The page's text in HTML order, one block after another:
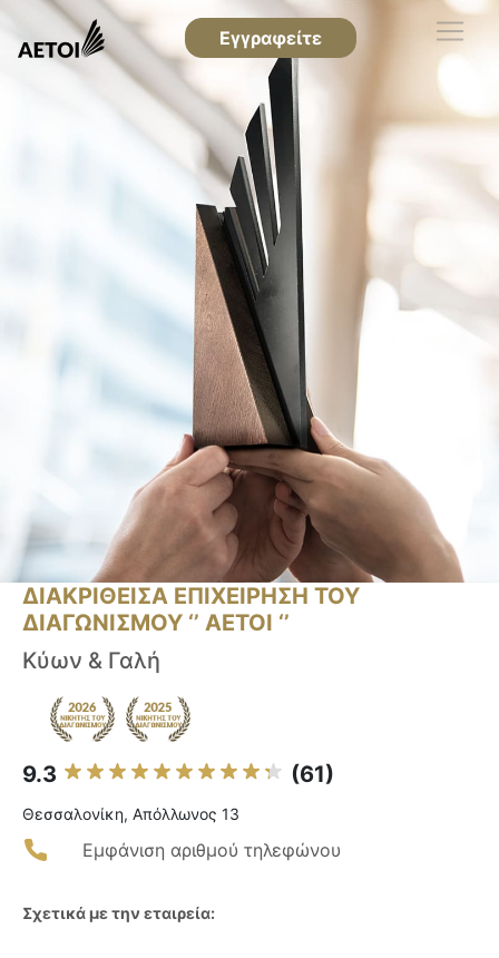
Εγγραφείτε
ΔΙΑΚΡΙΘΕΙΣΑ ΕΠΙΧΕΙΡΗΣΗ ΤΟΥ
ΔΙΑΓΩΝΙΣΜΟΥ ‘’ ΑΕΤΟΙ ‘’
Κύων & Γαλή
9.3 (61)
Θεσσαλονίκη, Απόλλωνος 13
Εμφάνιση αριθμού τηλεφώνου
Σχετικά με την εταιρεία: